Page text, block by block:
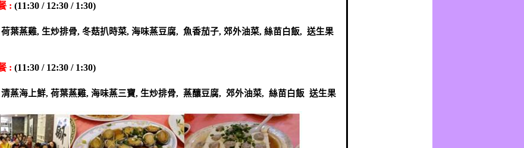
: (11:30 / 12:30 / 1:30)
:
荷葉蒸雞, 生炒排骨, 冬菇扒時菜, 海味蒸豆腐, 魚香茄子, 郊外油菜, 絲苗白飯, 送生果
: (11:30 / 12:30 / 1:30)
:
清蒸海上鮮, 荷葉蒸雞, 海味蒸三寶, 生炒排骨, 蒸釀豆腐, 郊外油菜, 絲苗白飯 送生果